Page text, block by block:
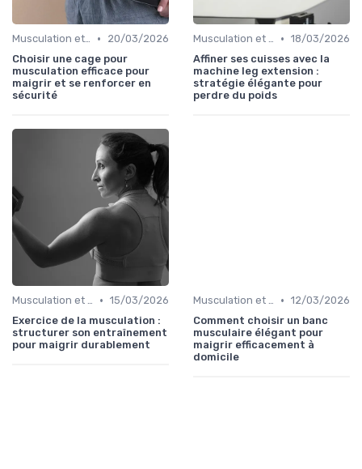
Musculation et tonification •
20/03/2026
Choisir une cage pour
musculation efficace pour
maigrir et se renforcer en
sécurité
Musculation et tonification • 18/03/2026
Affiner ses cuisses avec la
machine leg extension :
stratégie élégante pour
perdre du poids
Musculation et tonification • 15/03/2026
Exercice de la musculation :
structurer son entraînement
pour maigrir durablement
Musculation et tonification • 12/03/2026
Comment choisir un banc
musculaire élégant pour
maigrir efficacement à
domicile